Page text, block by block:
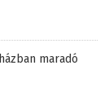
maradó